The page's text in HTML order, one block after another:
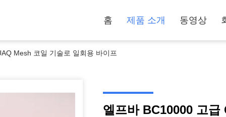
홈 제품 소개 동영상
Mesh 코일 기술로 일회용 바이프
엘프바 BC10000 고